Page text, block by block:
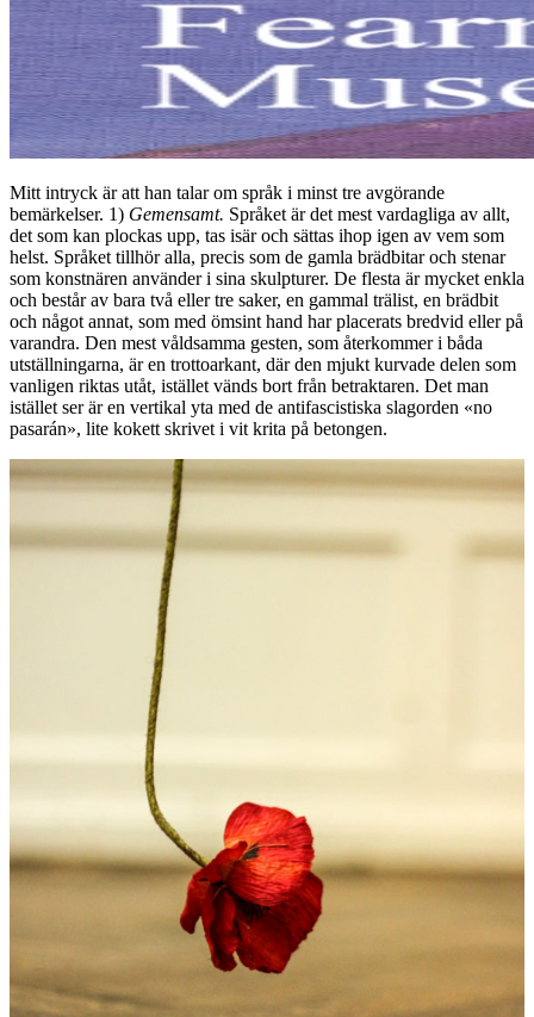
Mitt intryck är att han talar om språk i minst tre avgörande
bemärkelser. 1) Gemensamt. Språket är det mest vardagliga av allt,
det som kan plockas upp, tas isär och sättas ihop igen av vem som
helst. Språket tillhör alla, precis som de gamla brädbitar och stenar
som konstnären använder i sina skulpturer. De flesta är mycket enkla
och består av bara två eller tre saker, en gammal trälist, en brädbit
och något annat, som med ömsint hand har placerats bredvid eller på
varandra. Den mest våldsamma gesten, som återkommer i båda
utställningarna, är en trottoarkant, där den mjukt kurvade delen som
vanligen riktas utåt, istället vänds bort från betraktaren. Det man
istället ser är en vertikal yta med de antifascistiska slagorden «no
pasarán», lite kokett skrivet i vit krita på betongen.